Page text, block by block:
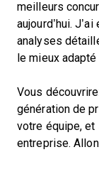
meilleurs
aujourd’hui.
analyses
le mieux
Vous
génération de
votre équipe,
entreprise.